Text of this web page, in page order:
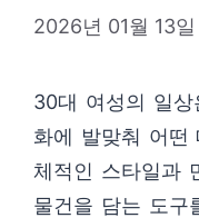
2026년 01월 13일
30대 여성의 일
화에 발맞춰 어떤
체적인 스타일과
물건을 담는 도구